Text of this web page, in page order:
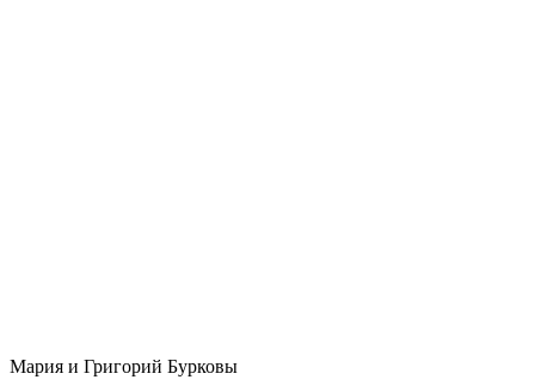
Мария и Григорий Бурковы